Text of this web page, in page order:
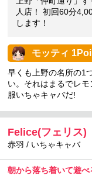
人店！ 初回60分
します！
モッティ
早くも上野の名所の1
い。それはまるでレ
服いちゃキャバだ!
Felice(フェリス)
赤羽 / いちゃキャバ
朝から落ち着いて遊